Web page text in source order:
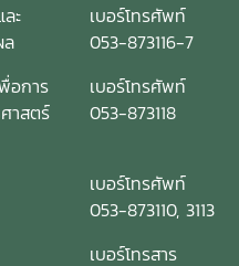
ะ
ล
เบอร์โทรศัพท์
053-873116-7
อการ
ศาสตร์
เบอร์โทรศัพท์
053-873118
เบอร์โทรศัพท์
053-873110, 3113
เบอร์โทรสาร